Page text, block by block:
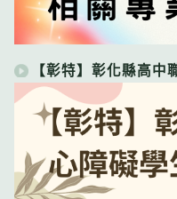
【彰特】彰化縣高